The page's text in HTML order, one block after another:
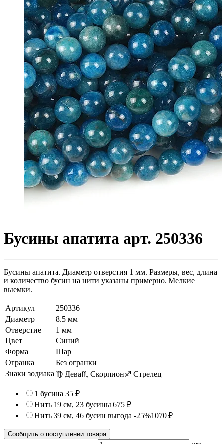
Бусины апатита арт. 250336
Бусины апатита. Диаметр отверстия 1 мм. Размеры, вес, длина
и количество бусин на нити указаны примерно. Мелкие
выемки.
Артикул
250336
Диаметр
8.5 мм
Отверстие
1 мм
Цвет
Синий
Форма
Шар
Огранка
Без огранки
Знаки зодиака ♍ Дева♏ Скорпион♐ Стрелец
1 бусина 35 ₽
Нить 19 см, 23 бусины 675 ₽
Нить 39 см, 46 бусин выгода -25%1070 ₽
Сообщить о поступлении товара